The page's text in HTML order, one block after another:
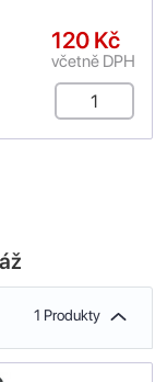
120 Kč
včetně DPH
1 Produkty